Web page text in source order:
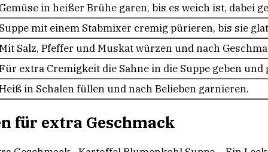
in heißer Brühe garen, bis es weich ist, dabei
mit einem Stabmixer cremig pürieren, bis sie
Salz, Pfeffer und Muskat würzen und nach
extra Cremigkeit die Sahne in die Suppe geben und
in Schalen füllen und nach Belieben garnieren.
für extra Geschmack